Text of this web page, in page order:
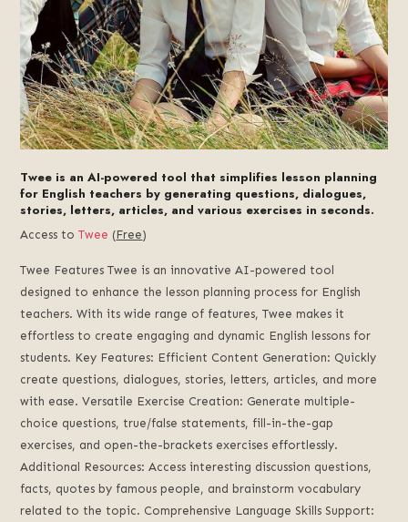
Twee is an AI-powered tool that simplifies lesson planning
for English teachers by generating questions, dialogues,
stories, letters, articles, and various exercises in seconds.
Access toTwee (Free)
Twee Features Twee is an innovative AI-powered tool
designed to enhance the lesson planning process for English
teachers. With its wide range of features, Twee makes it
effortless to create engaging and dynamic English lessons for
students. Key Features: Efficient Content Generation: Quickly
create questions, dialogues, stories, letters, articles, and more
with ease. Versatile Exercise Creation: Generate multiple-
choice questions, true/false statements, fill-in-the-gap
exercises, and open-the-brackets exercises effortlessly.
Additional Resources: Access interesting discussion questions,
facts, quotes by famous people, and brainstorm vocabulary
related to the topic. Comprehensive Language Skills Support: